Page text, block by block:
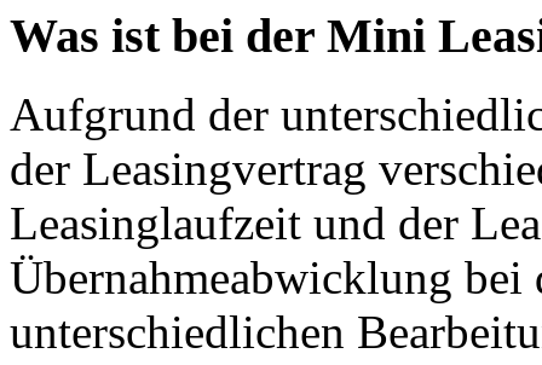
Was ist bei der Mini
Aufgrund der
der Leasingvertrag
Leasinglaufzeit und der
Übernahmeabwicklung bei
unterschiedlichen